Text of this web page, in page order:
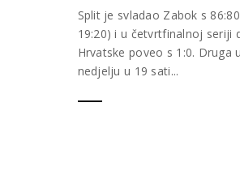
Split je svladao Zabok s
19:20) i u četvrtfinalnoj seriji
Hrvatske poveo s 1:0. Druga
nedjelju u 19 sati...